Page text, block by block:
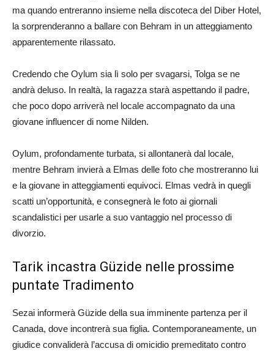
ma quando entreranno insieme nella discoteca del Diber Hotel,
la sorprenderanno a ballare con Behram in un atteggiamento
apparentemente rilassato.
Credendo che Oylum sia lì solo per svagarsi, Tolga se ne
andrà deluso. In realtà, la ragazza starà aspettando il padre,
che poco dopo arriverà nel locale accompagnato da una
giovane influencer di nome Nilden.
Oylum, profondamente turbata, si allontanerà dal locale,
mentre Behram invierà a Elmas delle foto che mostreranno lui
e la giovane in atteggiamenti equivoci. Elmas vedrà in quegli
scatti un’opportunità, e consegnerà le foto ai giornali
scandalistici per usarle a suo vantaggio nel processo di
divorzio.
Tarik incastra Güzide nelle prossime
puntate Tradimento
Sezai informerà Güzide della sua imminente partenza per il
Canada, dove incontrerà sua figlia. Contemporaneamente, un
giudice convaliderà l’accusa di omicidio premeditato contro